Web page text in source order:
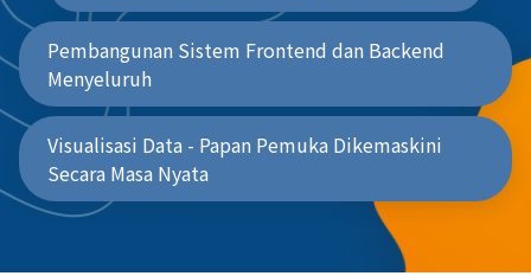
Reka Bentuk dan Perancangan API Backend
Pembangunan Sistem Frontend dan Backend
Menyeluruh
Visualisasi Data - Papan Pemuka Dikemaskini
Secara Masa Nyata